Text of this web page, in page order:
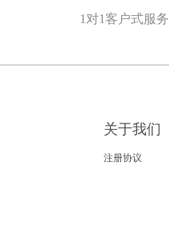
1对1客户式服务
关于我们
注册协议